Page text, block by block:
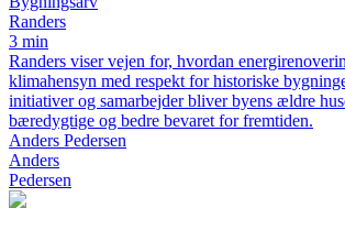
Randers
3 min
Randers viser vejen for, hvordan
klimahensyn med respekt for historiske
initiativer og samarbejder bliver byens ældre
bæredygtige og bedre bevaret for fremtiden.
Anders Pedersen
Anders
Pedersen